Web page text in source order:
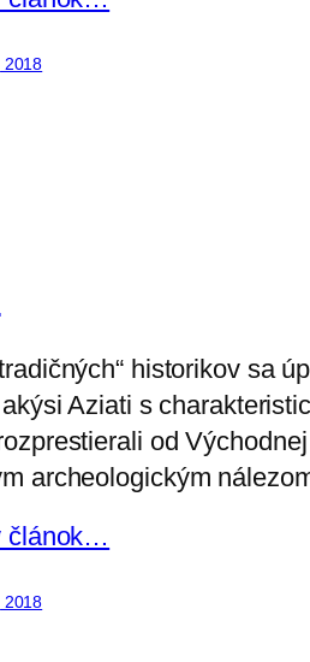
2018
historikov sa
Aziati s
od
archeologickým
článok…
2018